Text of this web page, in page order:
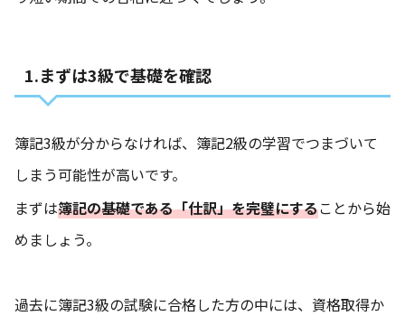
1.まずは3級で基礎を確認
簿記3級が分からなければ、簿記2級の学習でつまづいて
しまう可能性が高いです。
まずは簿記の基礎である「仕訳」を完璧にすることから始
めましょう。
過去に簿記3級の試験に合格した方の中には、資格取得か